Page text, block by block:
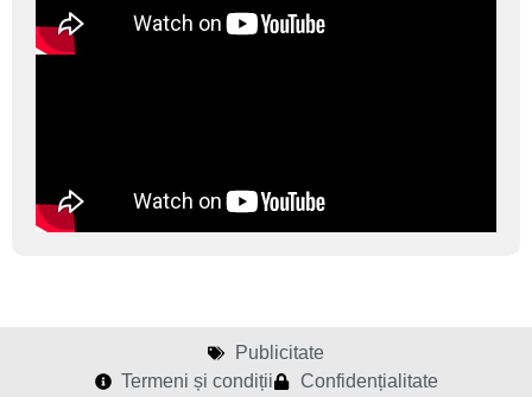
Publicitate
Termeni și condiții
Confidențialitate